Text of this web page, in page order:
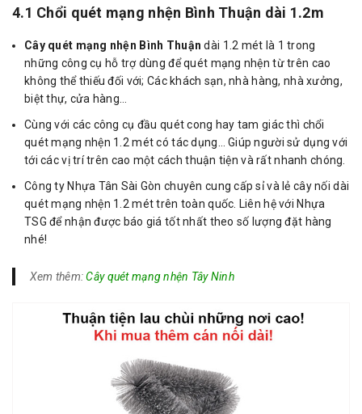
4.1 Chổi quét mạng nhện Bình Thuận dài 1.2m
Cây quét mạng nhện Bình Thuận dài 1.2 mét là 1 trong
những công cụ hỗ trợ dùng để quét mạng nhện từ trên cao
không thể thiếu đối với; Các khách sạn, nhà hàng, nhà xưởng,
biệt thự, cửa hàng…
Cùng với các công cụ đầu quét cong hay tam giác thì chổi
quét mạng nhện 1.2 mét có tác dụng… Giúp người sử dụng với
tới các vị trí trên cao một cách thuận tiện và rất nhanh chóng.
Công ty Nhựa Tân Sài Gòn chuyên cung cấp sỉ và lẻ cây nối dài
quét mạng nhện 1.2 mét trên toàn quốc. Liên hệ với Nhựa
TSG để nhận được báo giá tốt nhất theo số lượng đặt hàng
nhé!
Xem thêm:Cây quét mạng nhện Tây Ninh